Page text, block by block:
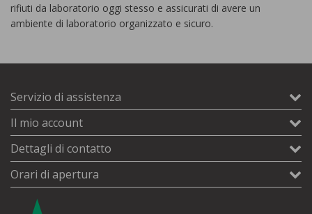
rifiuti da laboratorio oggi stesso e assicurati di avere un
ambiente di laboratorio organizzato e sicuro.
Servizio di assistenza
Il mio account
Dettagli di contatto
Orari di apertura